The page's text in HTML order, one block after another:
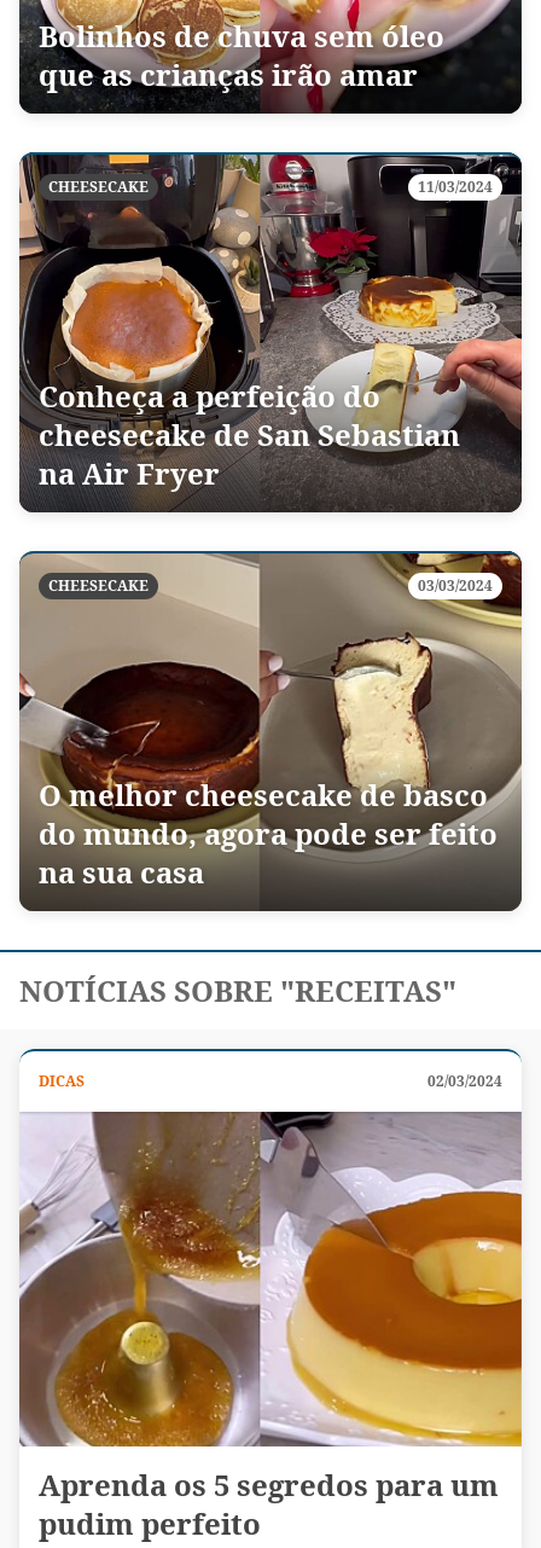
Bolinhos de chuva sem óleo
que as crianças irão amar
CHEESECAKE 11/03/2024
Conheça a perfeição do
cheesecake de San Sebastian
na Air Fryer
CHEESECAKE 03/03/2024
O melhor cheesecake de basco
do mundo, agora pode ser feito
na sua casa
NOTÍCIAS SOBRE "RECEITAS"
DICAS 02/03/2024
Aprenda os 5 segredos para um
pudim perfeito